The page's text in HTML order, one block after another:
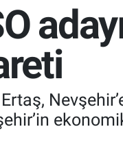
ekonomik